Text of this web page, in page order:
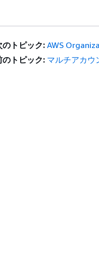
のトピック: AWS
のトピック: マルチアカウ